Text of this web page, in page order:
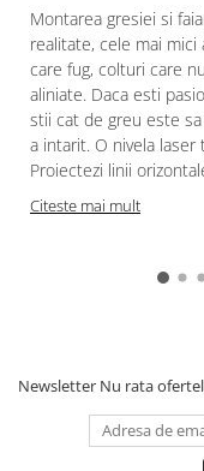
Montarea gresiei si
realitate, cele mai
care fug, colturi care
aliniate. Daca esti
stii cat de greu este
a intarit. O nivela
Proiectezi linii
Citeste mai mult
Newsletter Nu rata